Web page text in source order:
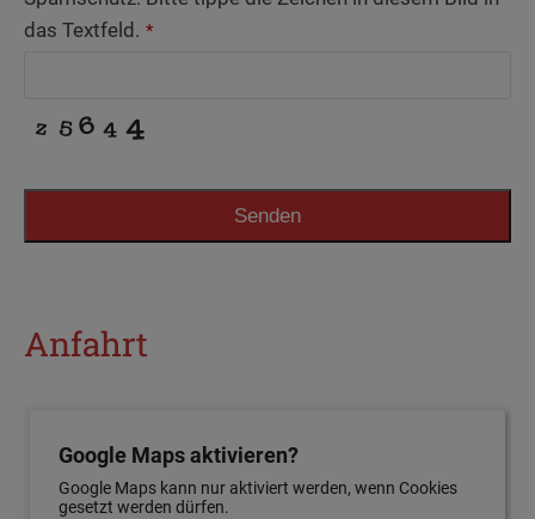
das Textfeld. *
Senden
Anfahrt
Google Maps aktivieren?
Google Maps kann nur aktiviert werden, wenn Cookies
gesetzt werden dürfen.